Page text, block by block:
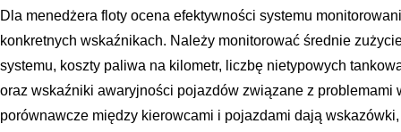
Dla menedżera floty ocena efektywności systemu
konkretnych wskaźnikach. Należy monitorować średnie
systemu, koszty paliwa na kilometr, liczbę nietypowych
oraz wskaźniki awaryjności pojazdów związane z problemami
porównawcze między kierowcami i pojazdami dają